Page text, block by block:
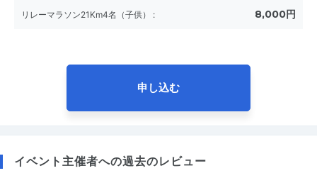
リレーマラソン21Km4名（子供） : 8,000円
申し込む
イベント主催者への過去のレビュー